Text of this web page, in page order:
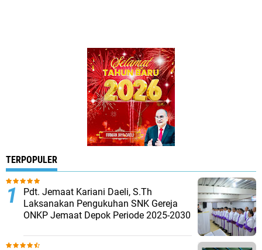
TERPOPULER
Pdt. Jemaat Kariani Daeli, S.Th
Laksanakan Pengukuhan SNK Gereja
ONKP Jemaat Depok Periode 2025-2030